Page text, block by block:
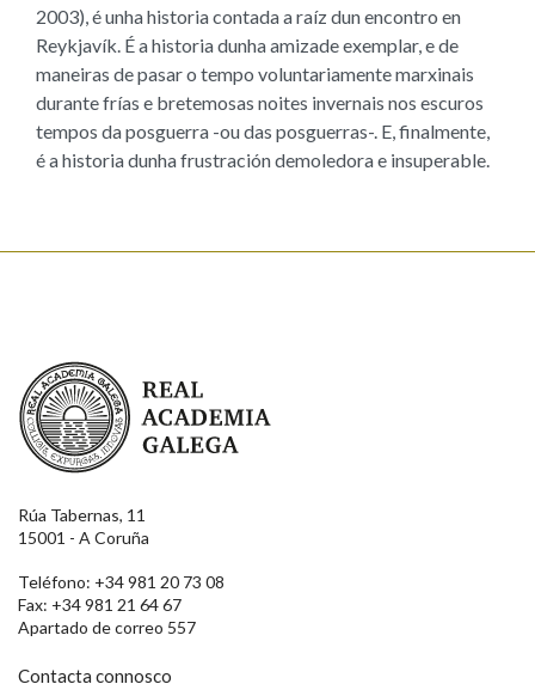
2003), é unha historia contada a raíz dun encontro en
Reykjavík. É a historia dunha amizade exemplar, e de
maneiras de pasar o tempo voluntariamente marxinais
durante frías e bretemosas noites invernais nos escuros
tempos da posguerra -ou das posguerras-. E, finalmente,
é a historia dunha frustración demoledora e insuperable.
Real Academia Galega
Rúa Tabernas, 11
15001 - A Coruña
Teléfono: +34 981 20 73 08
Fax: +34 981 21 64 67
Apartado de correo 557
Contacta connosco